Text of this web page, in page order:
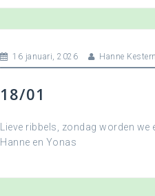
16 januari, 2026 Hanne
18/01
Lieve ribbels, zondag worden
Hanne en Yonas